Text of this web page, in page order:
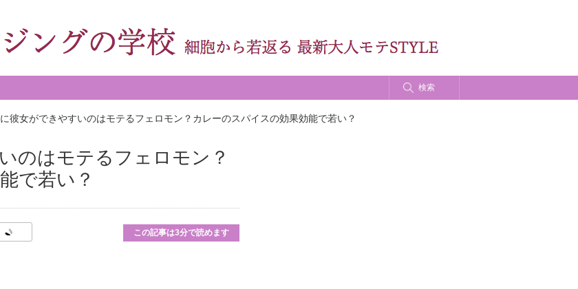
検索
彼女ができやすいのはモテるフェロモン？カレーのスパイスの効果効能で若い？
のはモテるフェロモン？
で若い？
ク
Google Plus この記事は3分で読めます